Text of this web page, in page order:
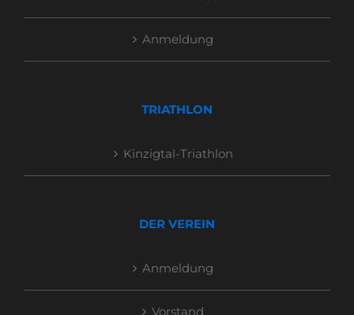
Anmeldung
TRIATHLON
Kinzigtal-Triathlon
DER VEREIN
Anmeldung
Vorstand